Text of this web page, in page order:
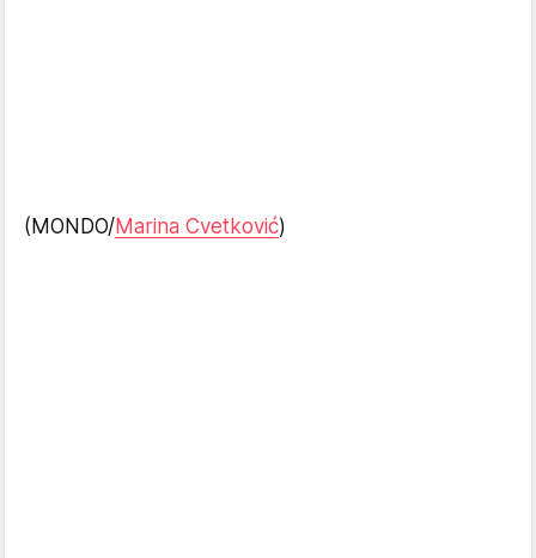
(MONDO/Marina Cvetković)